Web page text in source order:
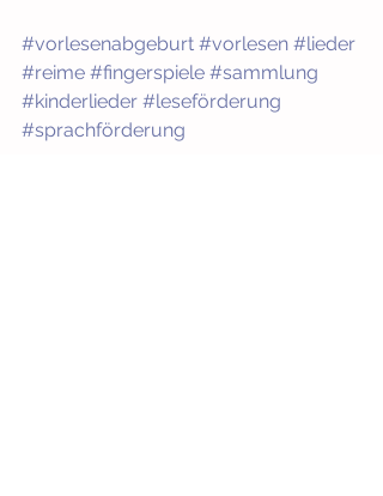
#vorlesenabgeburt #vorlesen #lieder
#reime #fingerspiele #sammlung
#kinderlieder #leseförderung
#sprachförderung